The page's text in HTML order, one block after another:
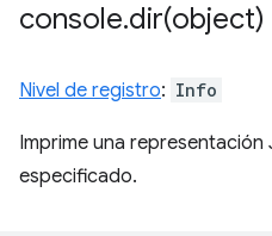
console.dir(object)
Nivel de registro: Info
Imprime una representación
especificado.